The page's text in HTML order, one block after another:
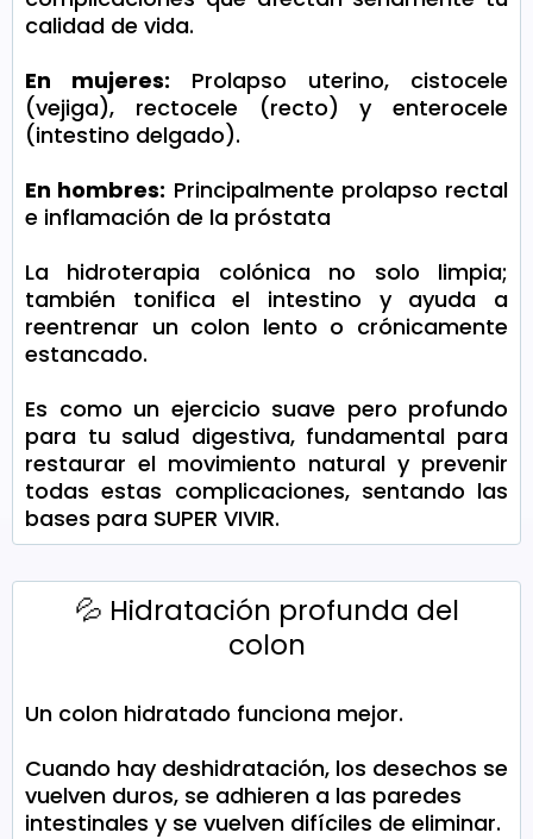
calidad de vida.
En mujeres: Prolapso uterino, cistocele
(vejiga), rectocele (recto) y enterocele
(intestino delgado).
En hombres: Principalmente prolapso rectal
e inflamación de la próstata
La hidroterapia colónica no solo limpia;
también tonifica el intestino y ayuda a
reentrenar un colon lento o crónicamente
estancado.
Es como un ejercicio suave pero profundo
para tu salud digestiva, fundamental para
restaurar el movimiento natural y prevenir
todas estas complicaciones, sentando las
bases para SUPER VIVIR.
💦 Hidratación profunda del
colon
Un colon hidratado funciona mejor.
Cuando hay deshidratación, los desechos se
vuelven duros, se adhieren a las paredes
intestinales y se vuelven difíciles de eliminar.